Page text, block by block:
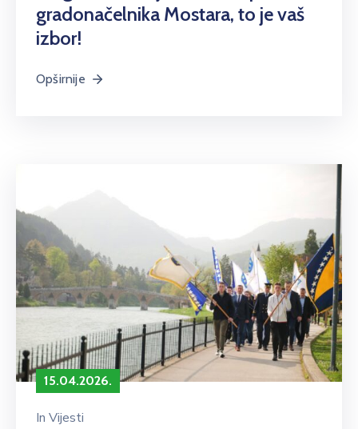
gradonačelnika Mostara, to je vaš
izbor!
Opširnije
15.04.2026.
In Vijesti